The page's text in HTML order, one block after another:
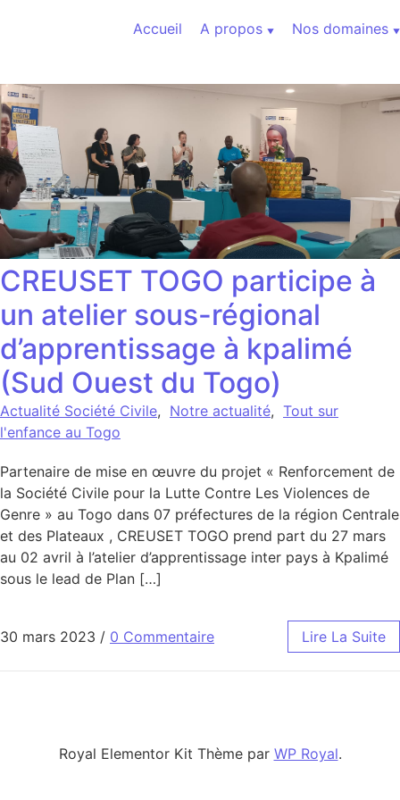
Accueil
A propos Nos domaines
CREUSET TOGO participe à
un atelier sous-régional
d’apprentissage à kpalimé
(Sud Ouest du Togo)
Actualité Société Civile, Notre actualité, Tout sur
l'enfance au Togo
Partenaire de mise en œuvre du projet « Renforcement de
la Société Civile pour la Lutte Contre Les Violences de
Genre » au Togo dans 07 préfectures de la région Centrale
et des Plateaux , CREUSET TOGO prend part du 27 mars
au 02 avril à l’atelier d’apprentissage inter pays à Kpalimé
sous le lead de Plan […]
30 mars 2023 / 0 Commentaire Lire La Suite
Royal Elementor Kit Thème par WP Royal.